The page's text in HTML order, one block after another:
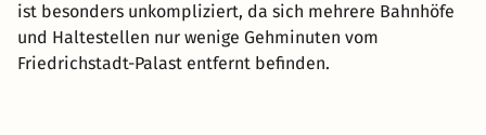
ist besonders unkompliziert, da sich mehrere Bahnhöfe
und Haltestellen nur wenige Gehminuten vom
Friedrichstadt-Palast entfernt befinden.